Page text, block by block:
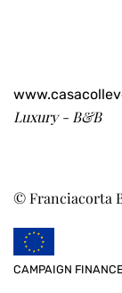
Luxury - B&B
© Franciacorta
CAMPAIGN